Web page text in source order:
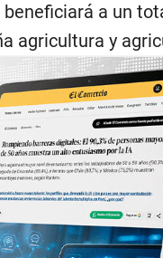
a un
agricultura y